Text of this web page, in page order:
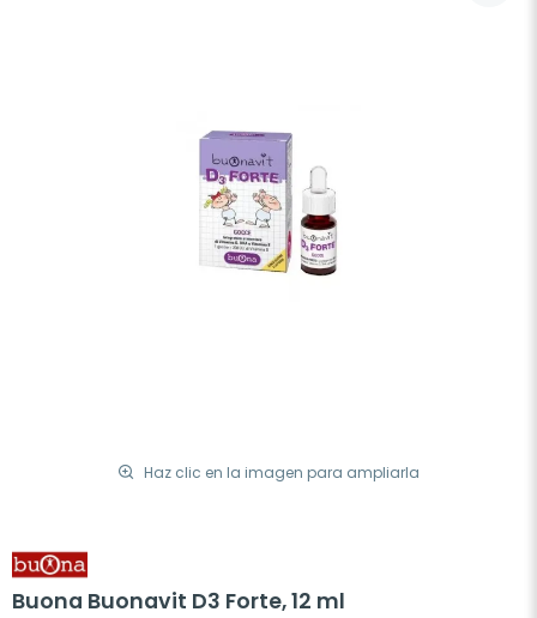
Haz clic en la imagen para ampliarla
Buona Buonavit D3 Forte, 12 ml